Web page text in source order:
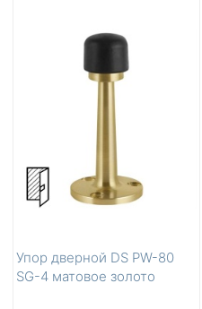
Упор дверной DS PW-80
SG-4 матовое золото